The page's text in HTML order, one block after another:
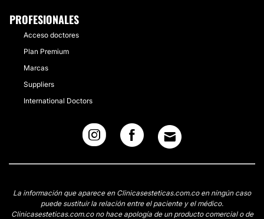
PROFESIONALES
Acceso doctores
Plan Premium
Marcas
Suppliers
International Doctors
La información que aparece en Clinicasesteticas.com.co en ningún caso
puede sustituir la relación entre el paciente y el médico.
Clinicasesteticas.com.co no hace apología de un producto comercial o de